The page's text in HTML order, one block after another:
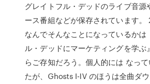
グレイトフル・デッドのライブ音源
ース番組などが保存されています。
なんでそんなことになっているかは
ル・デッドにマーケティングを学ぶ
らご存知だろう。個人的には なっ
たが、Ghosts I-IV のほうは全曲ダ